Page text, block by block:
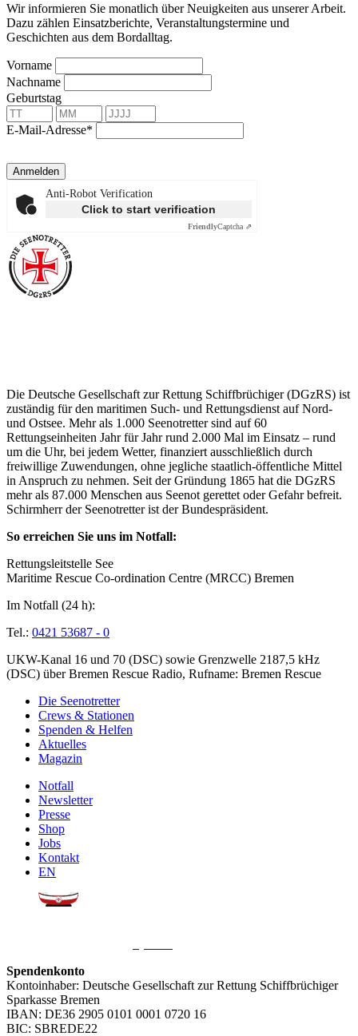
Wir informieren Sie monatlich über Neuigkeiten aus unserer Arbeit.
Dazu zählen Einsatzberichte, Veranstaltungstermine und
Geschichten aus dem Bordalltag.
Vorname
Nachname
Geburtstag
E-Mail-Adresse*
Anmelden
Anti-Robot Verification
Click to start verification
FriendlyCaptcha ⇗
Die Deutsche Gesellschaft zur Rettung Schiffbrüchiger (DGzRS) ist
zuständig für den maritimen Such- und Rettungsdienst auf Nord-
und Ostsee. Mehr als 1.000 Seenotretter sind auf 60
Rettungseinheiten Jahr für Jahr rund 2.000 Mal im Einsatz – rund
um die Uhr, bei jedem Wetter, finanziert ausschließlich durch
freiwillige Zuwendungen, ohne jegliche staatlich-öffentliche Mittel
in Anspruch zu nehmen. Seit der Gründung 1865 hat die DGzRS
mehr als 87.000 Menschen aus Seenot gerettet oder Gefahr befreit.
Schirmherr der Seenotretter ist der Bundespräsident.
So erreichen Sie uns im Notfall:
Rettungsleitstelle See
Maritime Rescue Co-ordination Centre (MRCC) Bremen
Im Notfall (24 h):
Tel.: 0421 53687 - 0
UKW-Kanal 16 und 70 (DSC) sowie Grenzwelle 2187,5 kHz
(DSC) über Bremen Rescue Radio, Rufname: Bremen Rescue
Die Seenotretter
Crews & Stationen
Spenden & Helfen
Aktuelles
Magazin
Notfall
Newsletter
Presse
Shop
Jobs
Kontakt
EN
Spendenkonto
Kontoinhaber: Deutsche Gesellschaft zur Rettung Schiffbrüchiger
Sparkasse Bremen
IBAN: DE36 2905 0101 0001 0720 16
BIC: SBREDE22